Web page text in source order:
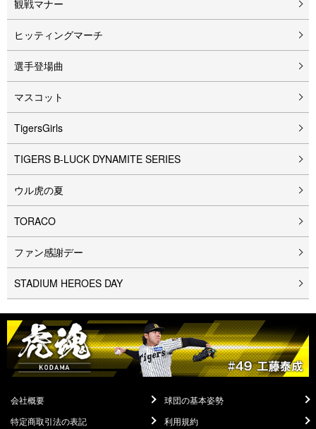
観戦マナー
ヒッティングマーチ
選手登場曲
マスコット
TigersGirls
TIGERS B-LUCK DYNAMITE SERIES
ウル⻁の夏
TORACO
ファン感謝デー
STADIUM HEROES DAY
会社概要
球団の基本姿勢
特定商取引法の表記
利用規約